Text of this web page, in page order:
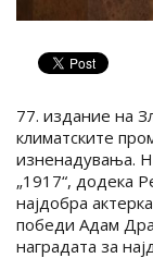
77. издание на
климатските
изненадувања.
„1917“, додека
најдобра
победи Адам
наградата за